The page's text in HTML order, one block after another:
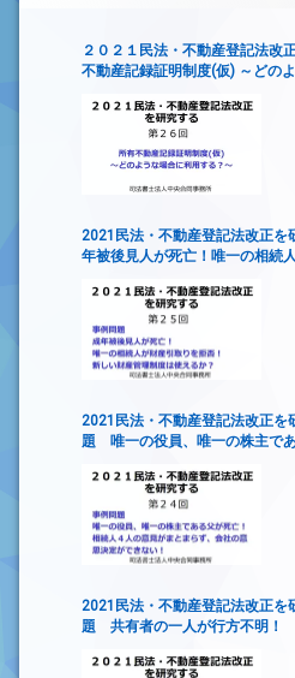
２０２１民法・不動産登記法
不動産記録証明制度(仮) ～どの
2021民法・不動産登記法改正
年被後見人が死亡！唯一の相続
2021民法・不動産登記法改正
題 唯一の役員、唯一の株主で
2021民法・不動産登記法改正
題 共有者の一人が行方不明！